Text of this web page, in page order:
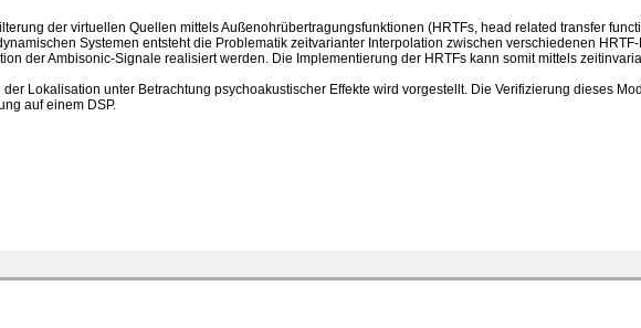
der virtuellen Quellen mittels Außenohrübertragungsfunktionen (HRTFs, head related transfer
Systemen entsteht die Problematik zeitvarianter Interpolation zwischen verschiedenen
der Ambisonic-Signale realisiert werden. Die Implementierung der HRTFs kann somit mittels
Lokalisation unter Betrachtung psychoakustischer Effekte wird vorgestellt. Die Verifizierung dieses
auf einem DSP.